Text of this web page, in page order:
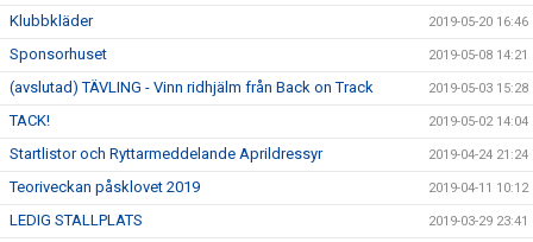
Klubbkläder 2019-05-20 16:46
Sponsorhuset 2019-05-08 14:21
(avslutad) TÄVLING - Vinn ridhjälm från Back on Track 2019-05-03 15:28
TACK! 2019-05-02 14:04
Startlistor och Ryttarmeddelande Aprildressyr 2019-04-24 21:24
Teoriveckan påsklovet 2019 2019-04-11 10:12
LEDIG STALLPLATS 2019-03-29 23:41